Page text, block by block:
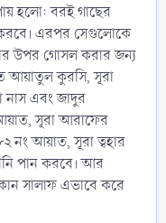
হলো: বরই গাছের
এরপর সেগুলোকে
উপর গোসল করার জন্য
আয়াতুল কুরসি, সূরা
নাস এবং জাদুর
সূরা আরাফের
নং আয়াত, সূরা ত্বহার
পান করবে। আর
সালাফ এভাবে করে